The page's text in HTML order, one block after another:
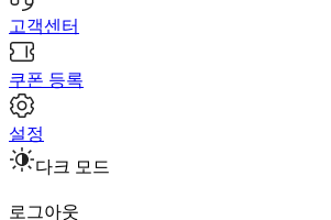
고객센터
쿠폰 등록
설정
다크 모드
로그아웃